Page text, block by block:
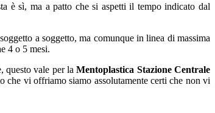
è sì, ma a patto che si aspetti il tempo indicato dal
a soggetto, ma comunque in linea di massima
4 o 5 mesi.
questo vale per laMentoplastica Stazione Centrale
che vi offriamo siamo assolutamente certi che non vi